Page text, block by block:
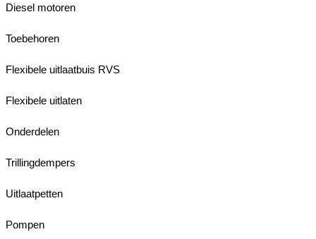
Diesel motoren
Toebehoren
Flexibele uitlaatbuis RVS
Flexibele uitlaten
Onderdelen
Trillingdempers
Uitlaatpetten
Pompen